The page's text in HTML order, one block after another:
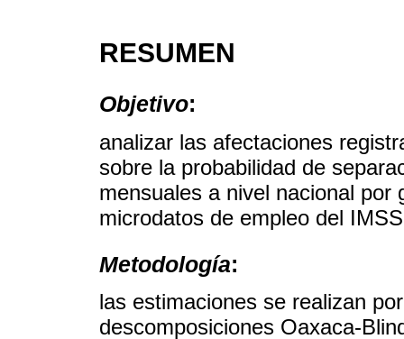
RESUMEN
Objetivo:
analizar las afectaciones
sobre la probabilidad de
mensuales a nivel nacional por
microdatos de empleo del
Metodología:
las estimaciones se realizan
descomposiciones Oaxaca-